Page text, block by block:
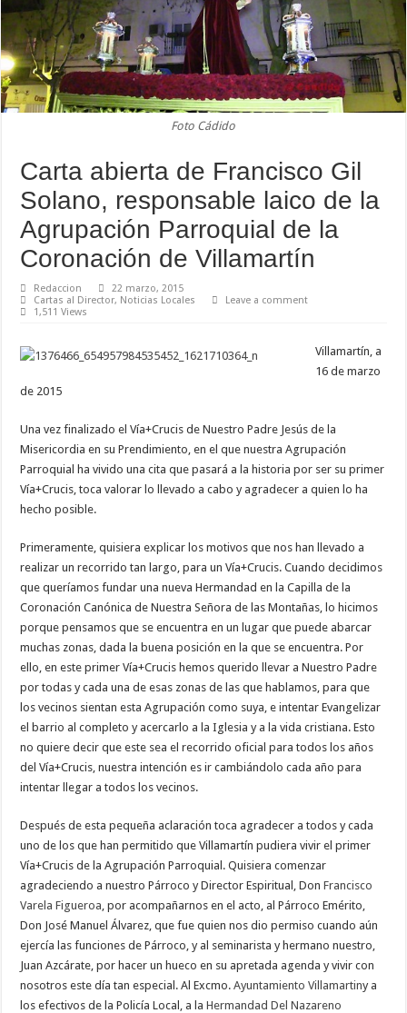
Foto Cádido
Carta abierta de Francisco Gil
Solano, responsable laico de la
Agrupación Parroquial de la
Coronación de Villamartín
Redaccion
22 marzo, 2015
Cartas al Director, Noticias Locales
Leave a comment
1,511 Views
Villamartín, a
16 de marzo
de 2015
Una vez finalizado el Vía+Crucis de Nuestro Padre Jesús de la
Misericordia en su Prendimiento, en el que nuestra Agrupación
Parroquial ha vivido una cita que pasará a la historia por ser su primer
Vía+Crucis, toca valorar lo llevado a cabo y agradecer a quien lo ha
hecho posible.
Primeramente, quisiera explicar los motivos que nos han llevado a
realizar un recorrido tan largo, para un Vía+Crucis. Cuando decidimos
que queríamos fundar una nueva Hermandad en la Capilla de la
Coronación Canónica de Nuestra Señora de las Montañas, lo hicimos
porque pensamos que se encuentra en un lugar que puede abarcar
muchas zonas, dada la buena posición en la que se encuentra. Por
ello, en este primer Vía+Crucis hemos querido llevar a Nuestro Padre
por todas y cada una de esas zonas de las que hablamos, para que
los vecinos sientan esta Agrupación como suya, e intentar Evangelizar
el barrio al completo y acercarlo a la Iglesia y a la vida cristiana. Esto
no quiere decir que este sea el recorrido oficial para todos los años
del Vía+Crucis, nuestra intención es ir cambiándolo cada año para
intentar llegar a todos los vecinos.
Después de esta pequeña aclaración toca agradecer a todos y cada
uno de los que han permitido que Villamartín pudiera vivir el primer
Vía+Crucis de la Agrupación Parroquial. Quisiera comenzar
agradeciendo a nuestro Párroco y Director Espiritual, DonFrancisco
Varela Figueroa , por acompañarnos en el acto, al Párroco Emérito,
Don José Manuel Álvarez, que fue quien nos dio permiso cuando aún
ejercía las funciones de Párroco, y al seminarista y hermano nuestro,
Juan Azcárate, por hacer un hueco en su apretada agenda y vivir con
nosotros este día tan especial. Al Excmo.Ayuntamiento Villamartiny a
los efectivos de la Policía Local, a laHermandad Del Nazareno